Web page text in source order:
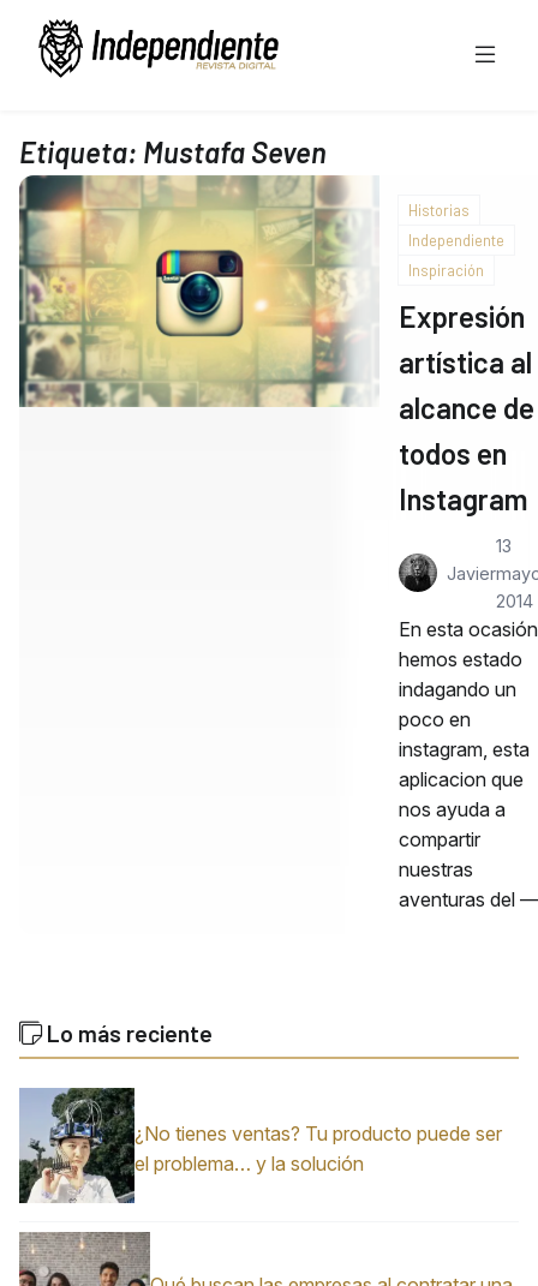
Etiqueta: Mustafa Seven
Historias
Independiente
Inspiración
Expresión
artística al
alcance de
todos en
Instagram
Javier
13
2014
En esta ocasión
hemos estado
indagando un
poco en
instagram, esta
aplicacion que
nos ayuda a
compartir
nuestras
aventuras del —
Lo más reciente
¿No tienes ventas? Tu producto puede ser
el problema… y la solución